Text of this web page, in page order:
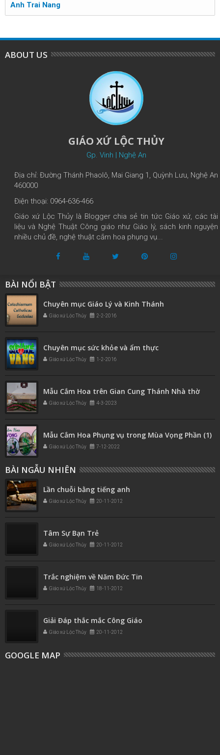
Anh Trai Nang
ABOUT US
GIÁO XỨ LỘC THỦY
Gp. Vinh | Nghệ An
Địa chỉ: Đường Thánh Phaolô, Mai Giang 1, Quỳnh Lưu, Nghệ An
460000
Điện thoại: 0964-636-466
Giáo xứ Lộc Thủy là Blogger chia sẻ tin tức Giáo xứ, các tài
liệu và Nghệ Thuật Công giáo như Giáo lý, sách kinh nguyện
nhiều chủ đề, nghệ thuật cắm hoa phụng vụ...
BÀI NỔI BẬT
Chuyên mục Giáo Lý và Kinh Thánh
Giáo xứ Lộc Thủy 2-2-2016
Chuyên mục sức khỏe và ẩm thực
Giáo xứ Lộc Thủy 1-2-2016
Mẫu Cắm Hoa trên Gian Cung Thánh Nhà thờ
Giáo xứ Lộc Thủy 4-3-2023
Mẫu Cắm Hoa Phụng vụ trong Mùa Vọng Phần (1)
Giáo xứ Lộc Thủy 7-12-2022
BÀI NGẪU NHIÊN
Lần chuỗi bằng tiếng anh
Giáo xứ Lộc Thủy 20-11-2012
Tâm Sự Bạn Trẻ
Giáo xứ Lộc Thủy 20-11-2012
Trắc nghiệm về Năm Đức Tin
Giáo xứ Lộc Thủy 18-11-2012
Giải Đáp thắc mắc Công Giáo
Giáo xứ Lộc Thủy 20-11-2012
GOOGLE MAP